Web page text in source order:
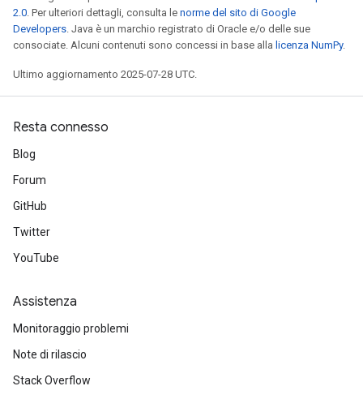
2.0. Per ulteriori dettagli, consulta le norme del sito di Google
Developers. Java è un marchio registrato di Oracle e/o delle sue
consociate. Alcuni contenuti sono concessi in base alla licenza NumPy.
Ultimo aggiornamento 2025-07-28 UTC.
Resta connesso
Blog
Forum
GitHub
Twitter
YouTube
Assistenza
Monitoraggio problemi
Note di rilascio
Stack Overflow